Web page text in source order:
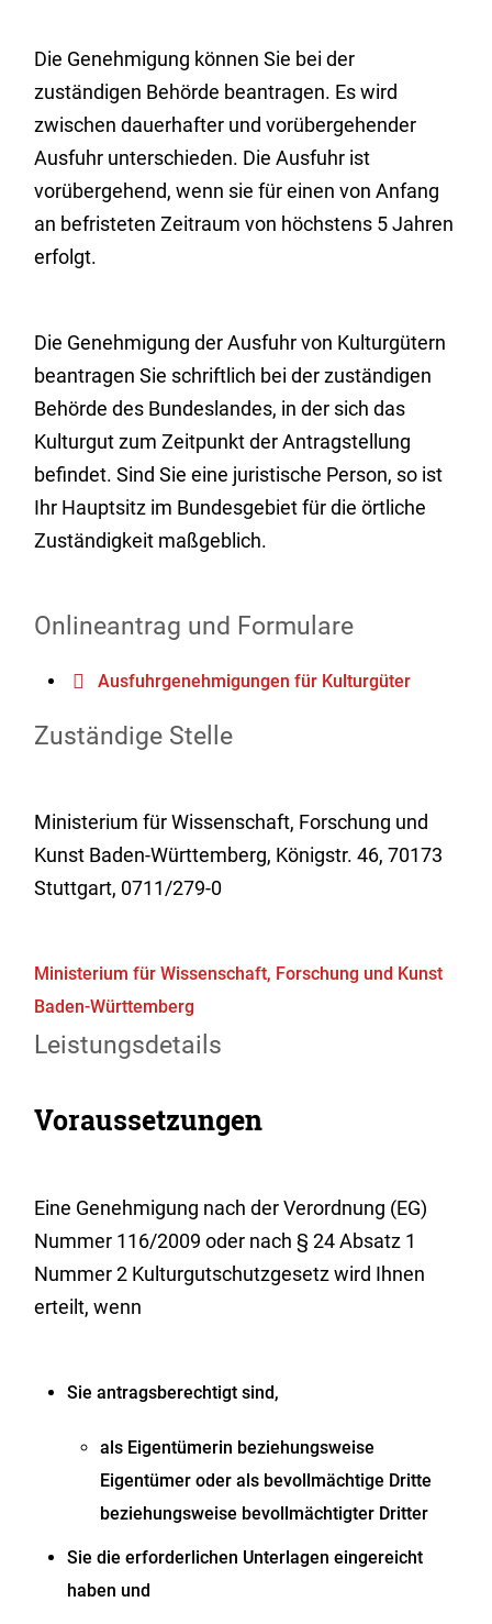
Die Genehmigung können Sie bei der
zuständigen Behörde beantragen. Es wird
zwischen dauerhafter und vorübergehender
Ausfuhr unterschieden. Die Ausfuhr ist
vorübergehend, wenn sie für einen von Anfang
an befristeten Zeitraum von höchstens 5 Jahren
erfolgt.
Die Genehmigung der Ausfuhr von Kulturgütern
beantragen Sie schriftlich bei der zuständigen
Behörde des Bundeslandes, in der sich das
Kulturgut zum Zeitpunkt der Antragstellung
befindet. Sind Sie eine juristische Person, so ist
Ihr Hauptsitz im Bundesgebiet für die örtliche
Zuständigkeit maßgeblich.
Onlineantrag und Formulare
Ausfuhrgenehmigungen für Kulturgüter
Zuständige Stelle
Ministerium für Wissenschaft, Forschung und
Kunst Baden-Württemberg, Königstr. 46, 70173
Stuttgart, 0711/279-0
Ministerium für Wissenschaft, Forschung und Kunst
Baden-Württemberg
Leistungsdetails
Voraussetzungen
Eine Genehmigung nach der Verordnung (EG)
Nummer 116/2009 oder nach § 24 Absatz 1
Nummer 2 Kulturgutschutzgesetz wird Ihnen
erteilt, wenn
Sie antragsberechtigt sind,
als Eigentümerin beziehungsweise
Eigentümer oder als bevollmächtige Dritte
beziehungsweise bevollmächtigter Dritter
Sie die erforderlichen Unterlagen eingereicht
haben und